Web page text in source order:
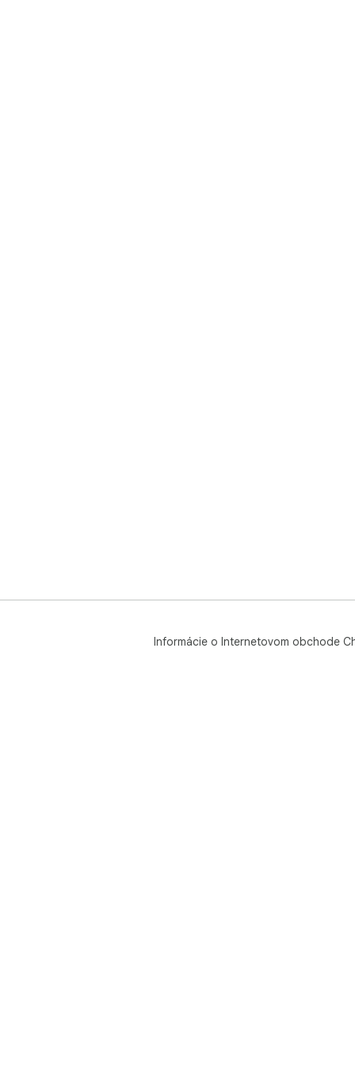
Informácie o Internetovom obchode